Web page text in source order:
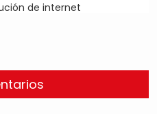
de internet